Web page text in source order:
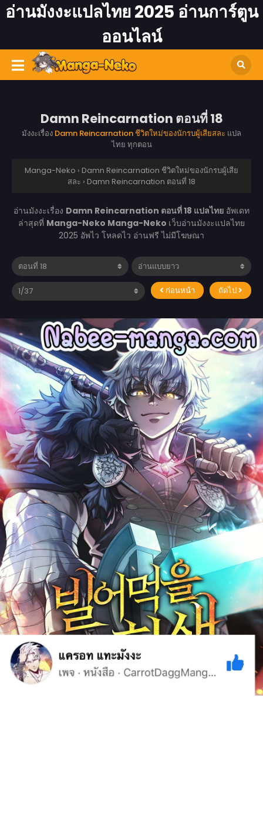
อ่านมังงะแปลไทย 2025 อ่านการ์ตูน
ออนไลน์
Damn Reincarnation ตอนที่ 18
มังงะเรื่อง Damn Reincarnation ชีวิตใหม่ของนักรบผู้เสียสละ แปล
ไทย ทุกตอน
Manga-Neko › Damn Reincarnation ชีวิตใหม่ของนักรบผู้เสีย
สละ › Damn Reincarnation ตอนที่ 18
อ่านมังงะเรื่อง Damn Reincarnation ตอนที่ 18 แปลไทย อัพเดท
ล่าสุดที่ Manga-Neko Manga-Neko เว็บอ่านมังงะแปลไทย
2025 อัพไว โหลดไว อ่านฟรี ไม่มีโฆษณา
ก่อนหน้า ถัดไป